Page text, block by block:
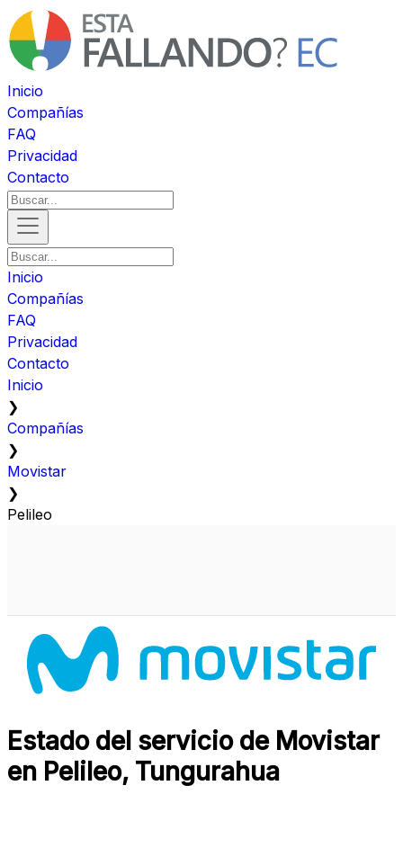
Inicio
Compañías
FAQ
Privacidad
Contacto
Inicio
Compañías
FAQ
Privacidad
Contacto
Inicio
❯
Compañías
❯
Movistar
❯
Pelileo
Estado del servicio de Movistar
en Pelileo, Tungurahua